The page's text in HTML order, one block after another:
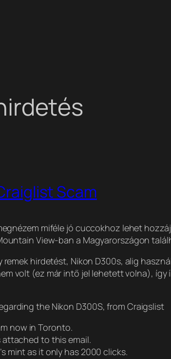
Scam
miféle jó cuccokhoz lehet
View-ban a Magyarországon
hirdetést, Nikon D300s, alig
volt (ez már intő jel lehetett volna), így
the Nikon D300S, from Craigslist
now in Toronto.
attached to this email.
mint as it only has 2000 clicks.